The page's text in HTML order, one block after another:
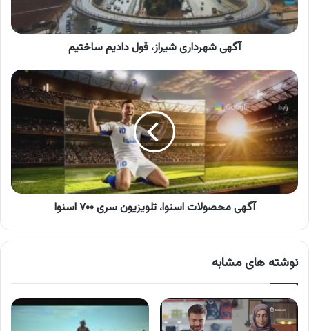
آگهی شهرداری شیراز، قول دادیم ساختیم
آگهی
محصولات
اسنوا،
تلویزیون
سری
۷۰۰
اسنوا
آگهی محصولات اسنوا، تلویزیون سری ۷۰۰ اسنوا
نوشته های مشابه